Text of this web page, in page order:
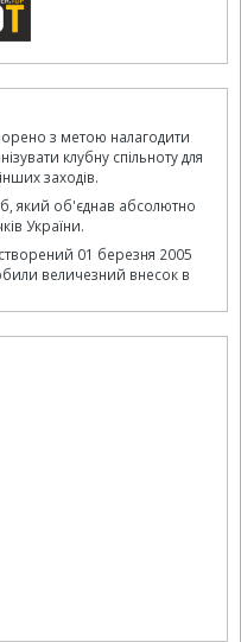
з метою налагодити
клубну спільноту для
заходів.
який об'єднав абсолютно
України.
01 березня 2005
величезний внесок в